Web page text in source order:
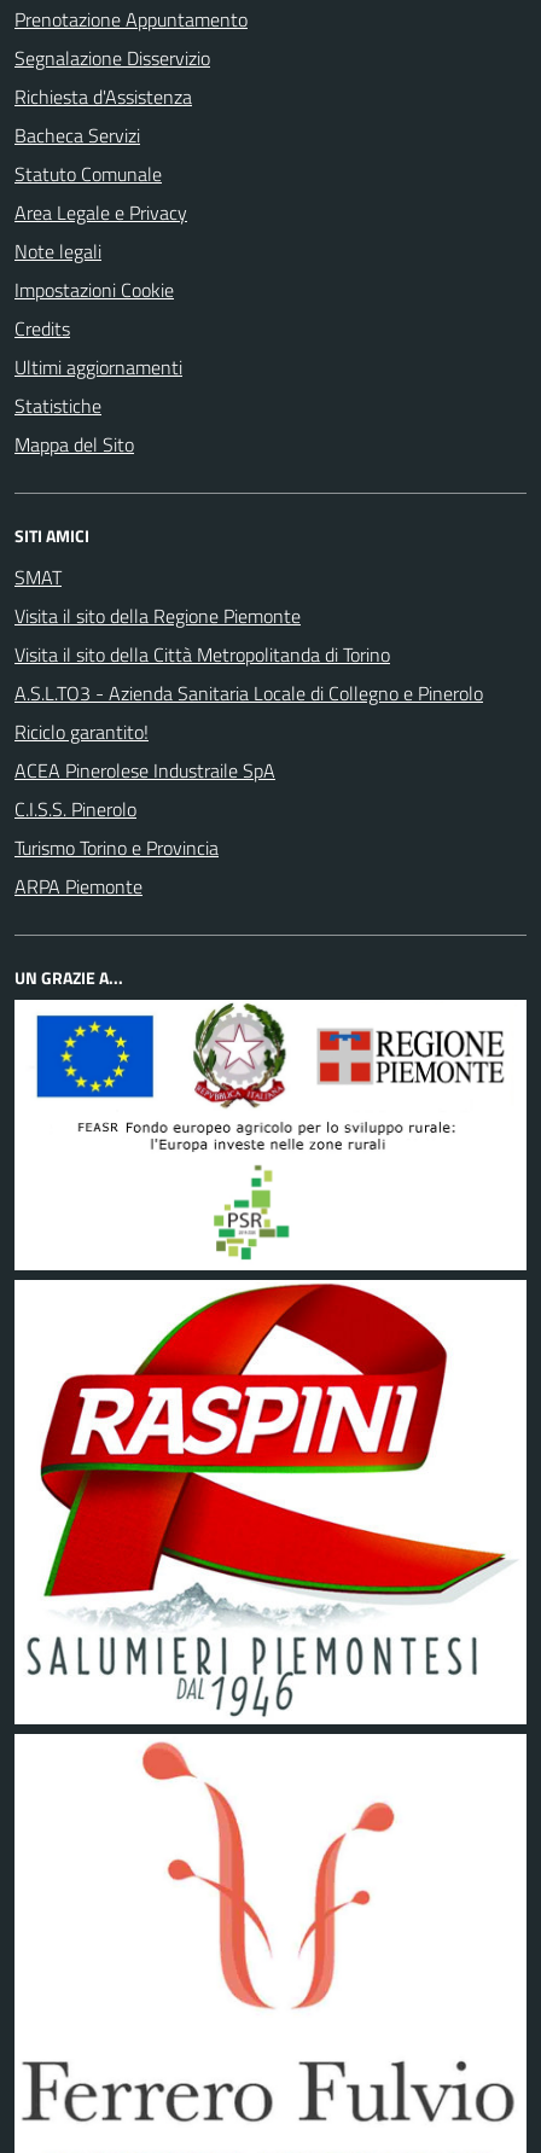
Prenotazione Appuntamento
Segnalazione Disservizio
Richiesta d'Assistenza
Bacheca Servizi
Statuto Comunale
Area Legale e Privacy
Note legali
Impostazioni Cookie
Credits
Ultimi aggiornamenti
Statistiche
Mappa del Sito
SITI AMICI
SMAT
Visita il sito della Regione Piemonte
Visita il sito della Città Metropolitanda di Torino
A.S.L.TO3 - Azienda Sanitaria Locale di Collegno e Pinerolo
Riciclo garantito!
ACEA Pinerolese Industraile SpA
C.I.S.S. Pinerolo
Turismo Torino e Provincia
ARPA Piemonte
UN GRAZIE A...